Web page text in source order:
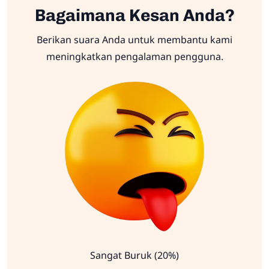
Bagaimana Kesan Anda?
Berikan suara Anda untuk membantu kami
meningkatkan pengalaman pengguna.
Sangat Buruk (20%)